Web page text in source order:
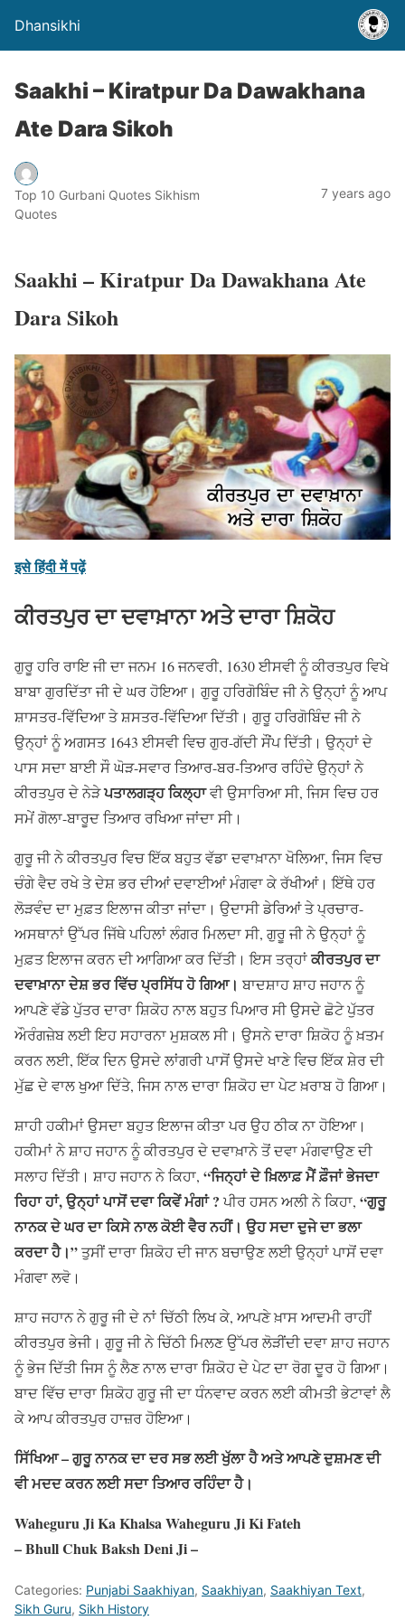
Dhansikhi
Saakhi – Kiratpur Da Dawakhana
Ate Dara Sikoh
Top 10 Gurbani Quotes Sikhism
Quotes
7 years ago
Saakhi – Kiratpur Da Dawakhana Ate
Dara Sikoh
इसे हिंदी में पढ़ें
ਕੀਰਤਪੁਰ ਦਾ ਦਵਾਖ਼ਾਨਾ ਅਤੇ ਦਾਰਾ ਸ਼ਿਕੋਹ
ਗੁਰੂ ਹਰਿ ਰਾਇ ਜੀ ਦਾ ਜਨਮ 16 ਜਨਵਰੀ, 1630 ਈਸਵੀ ਨੂੰ ਕੀਰਤਪੁਰ ਵਿਖੇ
ਬਾਬਾ ਗੁਰਦਿੱਤਾ ਜੀ ਦੇ ਘਰ ਹੋਇਆ। ਗੁਰੂ ਹਰਿਗੋਬਿੰਦ ਜੀ ਨੇ ਉਨ੍ਹਾਂ ਨੂੰ ਆਪ
ਸ਼ਾਸਤਰ-ਵਿੱਦਿਆ ਤੇ ਸ਼ਸਤਰ-ਵਿੱਦਿਆ ਦਿੱਤੀ। ਗੁਰੂ ਹਰਿਗੋਬਿੰਦ ਜੀ ਨੇ
ਉਨ੍ਹਾਂ ਨੂੰ ਅਗਸਤ 1643 ਈਸਵੀ ਵਿਚ ਗੁਰ-ਗੱਦੀ ਸੌਂਪ ਦਿੱਤੀ। ਉਨ੍ਹਾਂ ਦੇ
ਪਾਸ ਸਦਾ ਬਾਈ ਸੌ ਘੋੜ-ਸਵਾਰ ਤਿਆਰ-ਬਰ-ਤਿਆਰ ਰਹਿੰਦੇ ਉਨ੍ਹਾਂ ਨੇ
ਕੀਰਤਪੁਰ ਦੇ ਨੇੜੇਪਤਾਲਗੜ੍ਹ ਕਿਲ੍ਹਾਵੀ ਉਸਾਰਿਆ ਸੀ, ਜਿਸ ਵਿਚ ਹਰ
ਸਮੇਂ ਗੋਲਾ-ਬਾਰੂਦ ਤਿਆਰ ਰਖਿਆ ਜਾਂਦਾ ਸੀ।
ਗੁਰੂ ਜੀ ਨੇ ਕੀਰਤਪੁਰ ਵਿਚ ਇੱਕ ਬਹੁਤ ਵੱਡਾ ਦਵਾਖ਼ਾਨਾ ਖੋਲਿਆ, ਜਿਸ ਵਿਚ
ਚੰਗੇ ਵੈਦ ਰਖੇ ਤੇ ਦੇਸ਼ ਭਰ ਦੀਆਂ ਦਵਾਈਆਂ ਮੰਗਵਾ ਕੇ ਰੱਖੀਆਂ। ਇੱਥੇ ਹਰ
ਲੋੜਵੰਦ ਦਾ ਮੁਫ਼ਤ ਇਲਾਜ ਕੀਤਾ ਜਾਂਦਾ। ਉਦਾਸੀ ਡੇਰਿਆਂ ਤੇ ਪ੍ਰਚਾਰ-
ਅਸਥਾਨਾਂ ਉੱਪਰ ਜਿੱਥੇ ਪਹਿਲਾਂ ਲੰਗਰ ਮਿਲਦਾ ਸੀ, ਗੁਰੂ ਜੀ ਨੇ ਉਨ੍ਹਾਂ ਨੂੰ
ਮੁਫ਼ਤ ਇਲਾਜ ਕਰਨ ਦੀ ਆਗਿਆ ਕਰ ਦਿੱਤੀ। ਇਸ ਤਰ੍ਹਾਂਕੀਰਤਪੁਰ ਦਾ
ਦਵਾਖ਼ਾਨਾ ਦੇਸ਼ ਭਰ ਵਿੱਚ ਪ੍ਰਸਿੱਧ ਹੋ ਗਿਆ। ਬਾਦਸ਼ਾਹ ਸ਼ਾਹ ਜਹਾਨ ਨੂੰ
ਆਪਣੇ ਵੱਡੇ ਪੁੱਤਰ ਦਾਰਾ ਸ਼ਿਕੋਹ ਨਾਲ ਬਹੁਤ ਪਿਆਰ ਸੀ ਉਸਦੇ ਛੋਟੇ ਪੁੱਤਰ
ਔਰੰਗਜ਼ੇਬ ਲਈ ਇਹ ਸਹਾਰਨਾ ਮੁਸ਼ਕਲ ਸੀ। ਉਸਨੇ ਦਾਰਾ ਸ਼ਿਕੋਹ ਨੂੰ ਖ਼ਤਮ
ਕਰਨ ਲਈ, ਇੱਕ ਦਿਨ ਉਸਦੇ ਲਾਂਗਰੀ ਪਾਸੋਂ ਉਸਦੇ ਖਾਣੇ ਵਿਚ ਇੱਕ ਸ਼ੇਰ ਦੀ
ਮੁੱਛ ਦੇ ਵਾਲ ਖੁਆ ਦਿੱਤੇ, ਜਿਸ ਨਾਲ ਦਾਰਾ ਸ਼ਿਕੋਹ ਦਾ ਪੇਟ ਖ਼ਰਾਬ ਹੋ ਗਿਆ।
ਸ਼ਾਹੀ ਹਕੀਮਾਂ ਉਸਦਾ ਬਹੁਤ ਇਲਾਜ ਕੀਤਾ ਪਰ ਉਹ ਠੀਕ ਨਾ ਹੋਇਆ।
ਹਕੀਮਾਂ ਨੇ ਸ਼ਾਹ ਜਹਾਨ ਨੂੰ ਕੀਰਤਪੁਰ ਦੇ ਦਵਾਖ਼ਾਨੇ ਤੋਂ ਦਵਾ ਮੰਗਵਾਉਣ ਦੀ
ਸਲਾਹ ਦਿੱਤੀ। ਸ਼ਾਹ ਜਹਾਨ ਨੇ ਕਿਹਾ, “ਜਿਨ੍ਹਾਂ ਦੇ ਖ਼ਿਲਾਫ਼ ਮੈਂ ਫ਼ੌਜਾਂ ਭੇਜਦਾ
ਰਿਹਾ ਹਾਂ, ਉਨ੍ਹਾਂ ਪਾਸੋਂ ਦਵਾ ਕਿਵੇਂ ਮੰਗਾਂ ? ਪੀਰ ਹਸਨ ਅਲੀ ਨੇ ਕਿਹਾ, “ਗੁਰੂ
ਨਾਨਕ ਦੇ ਘਰ ਦਾ ਕਿਸੇ ਨਾਲ ਕੋਈ ਵੈਰ ਨਹੀਂ। ਉਹ ਸਦਾ ਦੁਜੇ ਦਾ ਭਲਾ
ਕਰਦਾ ਹੈ।”ਤੁਸੀਂ ਦਾਰਾ ਸ਼ਿਕੋਹ ਦੀ ਜਾਨ ਬਚਾਉਣ ਲਈ ਉਨ੍ਹਾਂ ਪਾਸੋਂ ਦਵਾ
ਮੰਗਵਾ ਲਵੋ।
ਸ਼ਾਹ ਜਹਾਨ ਨੇ ਗੁਰੂ ਜੀ ਦੇ ਨਾਂ ਚਿੱਠੀ ਲਿਖ ਕੇ, ਆਪਣੇ ਖ਼ਾਸ ਆਦਮੀ ਰਾਹੀਂ
ਕੀਰਤਪੁਰ ਭੇਜੀ। ਗੁਰੂ ਜੀ ਨੇ ਚਿੱਠੀ ਮਿਲਣ ਉੱਪਰ ਲੋੜੀਂਦੀ ਦਵਾ ਸ਼ਾਹ ਜਹਾਨ
ਨੂੰ ਭੇਜ ਦਿੱਤੀ ਜਿਸ ਨੂੰ ਲੈਣ ਨਾਲ ਦਾਰਾ ਸ਼ਿਕੋਹ ਦੇ ਪੇਟ ਦਾ ਰੋਗ ਦੂਰ ਹੋ ਗਿਆ।
ਬਾਦ ਵਿੱਚ ਦਾਰਾ ਸ਼ਿਕੋਹ ਗੁਰੂ ਜੀ ਦਾ ਧੰਨਵਾਦ ਕਰਨ ਲਈ ਕੀਮਤੀ ਭੇਟਾਵਾਂ ਲੈ
ਕੇ ਆਪ ਕੀਰਤਪੁਰ ਹਾਜ਼ਰ ਹੋਇਆ।
ਸਿੱਖਿਆ – ਗੁਰੂ ਨਾਨਕ ਦਾ ਦਰ ਸਭ ਲਈ ਖੁੱਲਾ ਹੈ ਅਤੇ ਆਪਣੇ ਦੁਸ਼ਮਣ ਦੀ
ਵੀ ਮਦਦ ਕਰਨ ਲਈ ਸਦਾ ਤਿਆਰ ਰਹਿੰਦਾ ਹੈ।
Waheguru Ji Ka Khalsa Waheguru Ji Ki Fateh
– Bhull Chuk Baksh Deni Ji –
Categories: Punjabi Saakhiyan, Saakhiyan, Saakhiyan Text,
Sikh Guru, Sikh History